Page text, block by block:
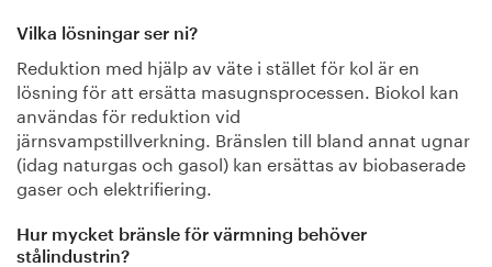
Vilka lösningar ser ni?
Reduktion med hjälp av väte i stället för kol är en
lösning för att ersätta masugnsprocessen. Biokol kan
användas för reduktion vid
järnsvampstillverkning. Bränslen till bland annat ugnar
(idag naturgas och gasol) kan ersättas av biobaserade
gaser och elektrifiering.
Hur mycket bränsle för värmning behöver
stålindustrin?